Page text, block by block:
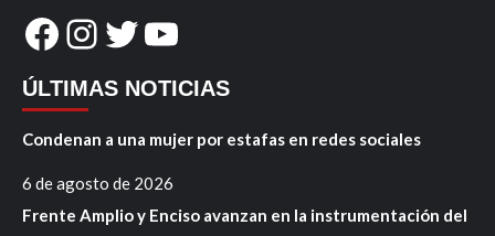
Facebook
Instagram
Twitter
YouTube
ÚLTIMAS NOTICIAS
Condenan a una mujer por estafas en redes sociales
6 de agosto de 2026
Frente Amplio y Enciso avanzan en la instrumentación del